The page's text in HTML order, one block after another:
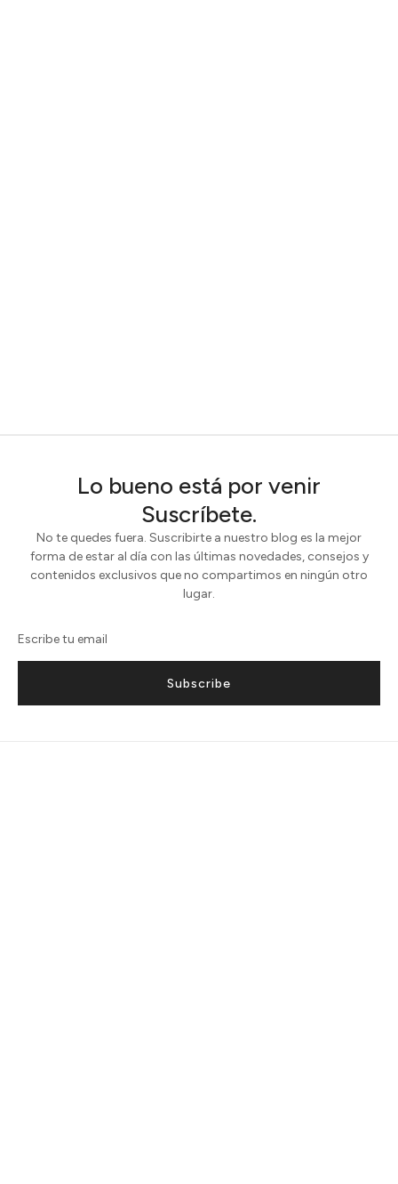
Lo bueno está por venir
Suscríbete.
No te quedes fuera. Suscribirte a nuestro blog es la mejor
forma de estar al día con las últimas novedades, consejos y
contenidos exclusivos que no compartimos en ningún otro
lugar.
Subscribe